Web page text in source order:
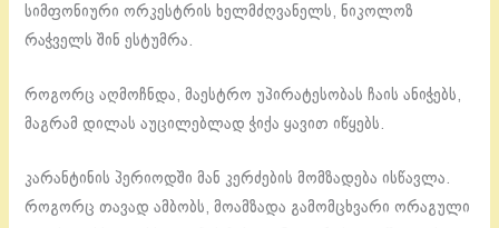
სიმფონიური ორკესტრის ხელმძღვანელს, ნიკოლოზ
რაჭველს შინ ესტუმრა.
როგორც აღმოჩნდა, მაესტრო უპირატესობას ჩაის ანიჭებს,
მაგრამ დილას აუცილებლად ჭიქა ყავით იწყებს.
კარანტინის პერიოდში მან კერძების მომზადება ისწავლა.
როგორც თავად ამბობს, მოამზადა გამომცხვარი ორაგული